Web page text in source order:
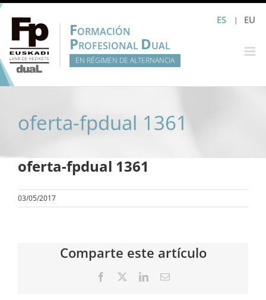
Saltar
contenido
ES EU
FORMACIÓN
PROFESIONAL DUAL
EN RÉGIMEN DE ALTERNANCIA
oferta-fpdual 1361
oferta-fpdual 1361
03/05/2017
Comparte este artículo
Facebook LinkedInCorreo